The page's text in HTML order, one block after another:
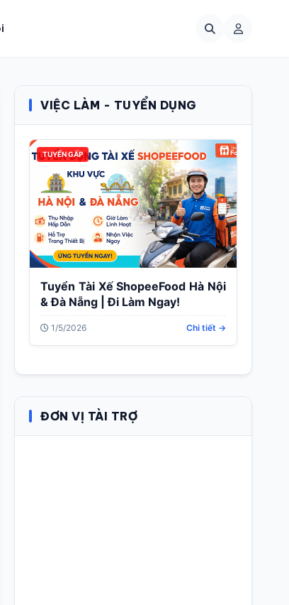
VIỆC LÀM - TUYỂN DỤNG
TUYỂN GẤP
Tuyển Tài Xế ShopeeFood Hà Nội
& Đà Nẵng | Đi Làm Ngay!
1/5/2026 Chi tiết →
ĐƠN VỊ TÀI TRỢ